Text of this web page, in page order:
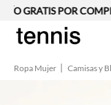
POR
Ropa Mujer Camisas y